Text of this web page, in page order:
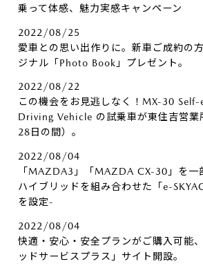
乗って体感、魅力実感キャンペーン
2022/08/25
愛車との思い出作りに。新車ご成約の
ジナル「Photo Book」プレゼント。
2022/08/22
この機会をお見逃しなく！MX-30
Driving Vehicle の試乗車が東住吉営業
28日の間）。
2022/08/04
「MAZDA3」「MAZDA CX-30」を一
ハイブリッドを組み合わせた「e-
を設定-
2022/08/04
快適・安心・安全プランがご購入可能
ッドサービスプラス」サイト開設。